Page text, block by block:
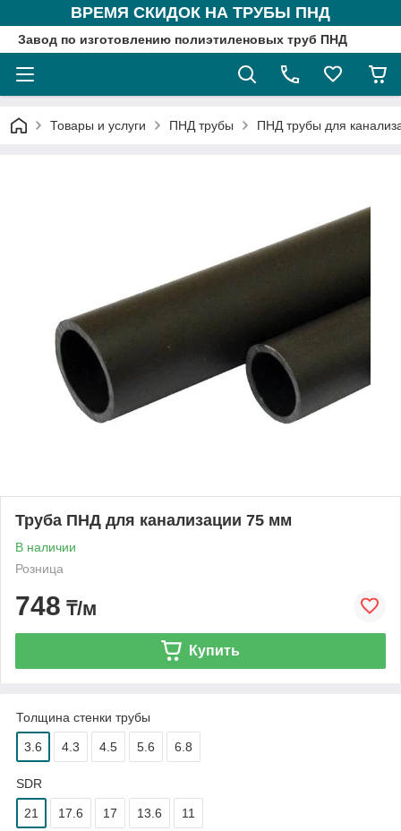
ВРЕМЯ СКИДОК НА ТРУБЫ ПНД
Завод по изготовлению полиэтиленовых труб ПНД
Товары и услуги ПНД трубы ПНД трубы для
Труба ПНД для канализации 75 мм
В наличии
Розница
748 ₸/м
Купить
Толщина стенки трубы
3.6 4.3 4.5 5.6 6.8
SDR
21 17.6 17 13.6 11